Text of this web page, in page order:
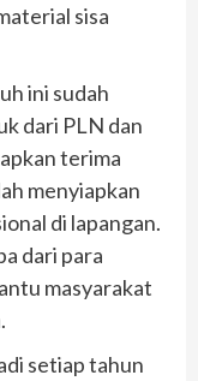
sisa
ini sudah
dari PLN dan
terima
menyiapkan
di lapangan.
dari para
masyarakat
setiap tahun